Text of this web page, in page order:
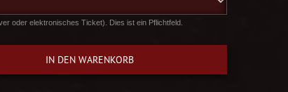
oder elektronisches Ticket). Dies ist ein Pflichtfeld.
IN DEN WARENKORB